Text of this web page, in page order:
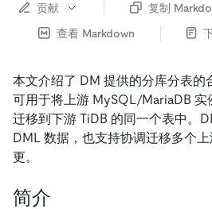
贡献
复制
查看 Markdown
本文介绍了 DM 提供的分库分表的
可用于将上游 MySQL/MariaDB
迁移到下游 TiDB 的同一个表中。
DML 数据，也支持协调迁移多个
更。
简介